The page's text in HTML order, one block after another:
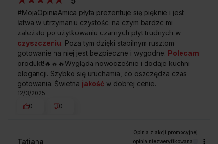
Czy ta płyta gazowa jest przystosowana
do patelni typu wok?
Czy ta płyta ma elektryczny zapalacz
w pokrętle?
Czy ta płyta posiada zabezpieczenie
przeciwwypływowe gazu?
Sklepie Amicazyskujesz
#MojaOpiniaAmica płyta prezentuje się pięknie i jest
łatwa w utrzymaniu czystości na czym bardzo mi
zależało po użytkowaniu czarnych płyt trudnych w
czyszczeniu. Poza tym dzięki stabilnym rusztom
gotowanie na niej jest bezpieczne i wygodne. Polecam
produkt!🔥🔥🔥Wygląda nowocześnie i dodaje kuchni
elegancji. Szybko się uruchamia, co oszczędza czas
gotowania. Świetna jakość w dobrej cenie.
12/3/2025
0
0
Tatiana opinia niezweryfikowana